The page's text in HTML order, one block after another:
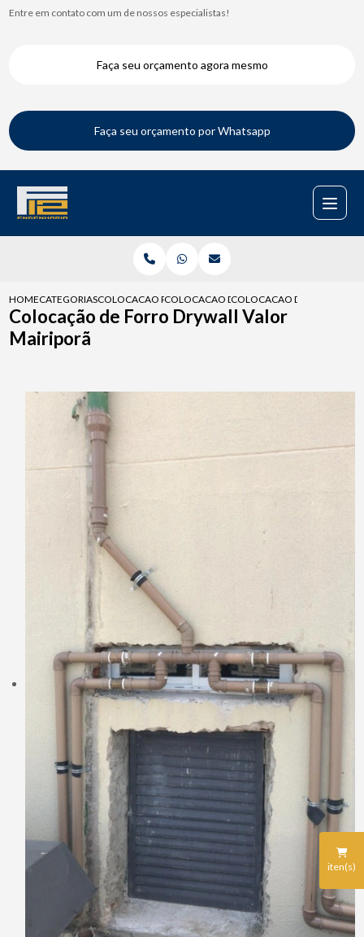
Entre em contato com um de nossos especialistas!
Faça seu orçamento agora mesmo
Faça seu orçamento por Whatsapp
iten(s)
HOMECATEGORIASCOLOCACAO PARA DRYWALL
COLOCACAO DRYWALLCOLOCACAO DE FORRO
Colocação de Forro Drywall Valor
Mairiporã